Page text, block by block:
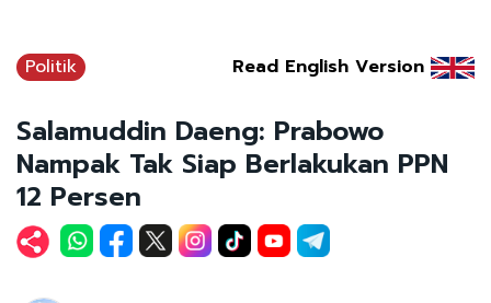
Politik Read English Version
Salamuddin Daeng: Prabowo
Nampak Tak Siap Berlakukan PPN
12 Persen